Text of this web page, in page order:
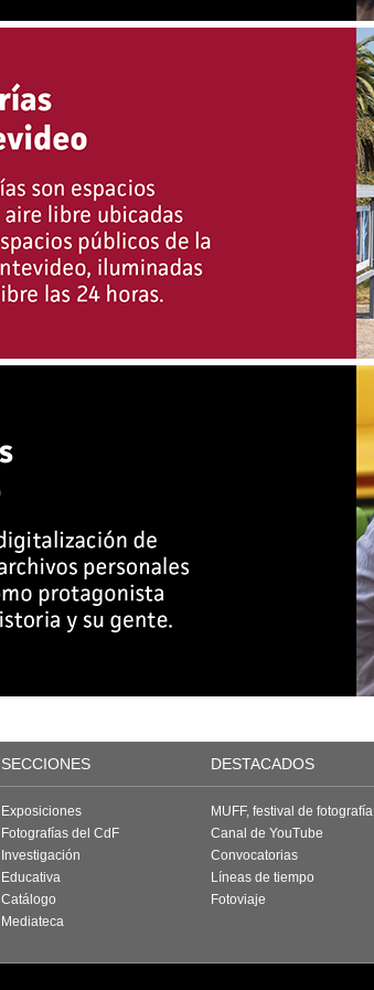
SECCIONES DESTACADOS
Exposiciones
Fotografías del CdF
Investigación
Educativa
Catálogo
Mediateca
MUFF, festival de fotografía
Canal de YouTube
Convocatorias
Líneas de tiempo
Fotoviaje